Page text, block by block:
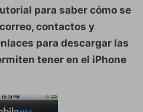
para saber cómo se
contactos y
para descargar las
tener en el iPhone